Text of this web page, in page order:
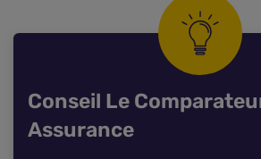
Conseil Le
Assurance